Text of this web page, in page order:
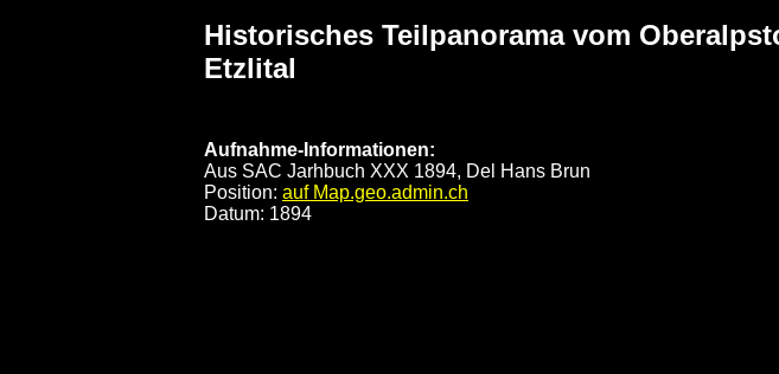
Historisches Teilpanorama vom
Etzlital
Oberalpstock Teilpanorama
Aufnahme-Informationen:
Aus SAC Jarhbuch XXX 1894, Del Hans Brun
Position: auf Map.geo.admin.ch
Datum: 1894